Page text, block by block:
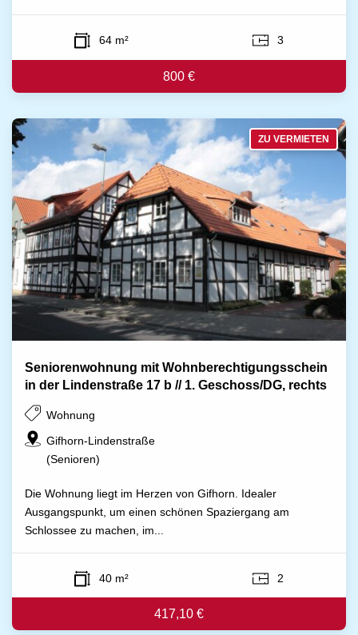
64 m² 3
800 €
Seniorenwohnung mit Wohnberechtigungsschein
in der Lindenstraße 17 b // 1. Geschoss/DG, rechts
Wohnung
Gifhorn-Lindenstraße
(Senioren)
Die Wohnung liegt im Herzen von Gifhorn. Idealer
Ausgangspunkt, um einen schönen Spaziergang am
Schlossee zu machen, im...
40 m² 2
417,10 €
ZU VERMIETEN